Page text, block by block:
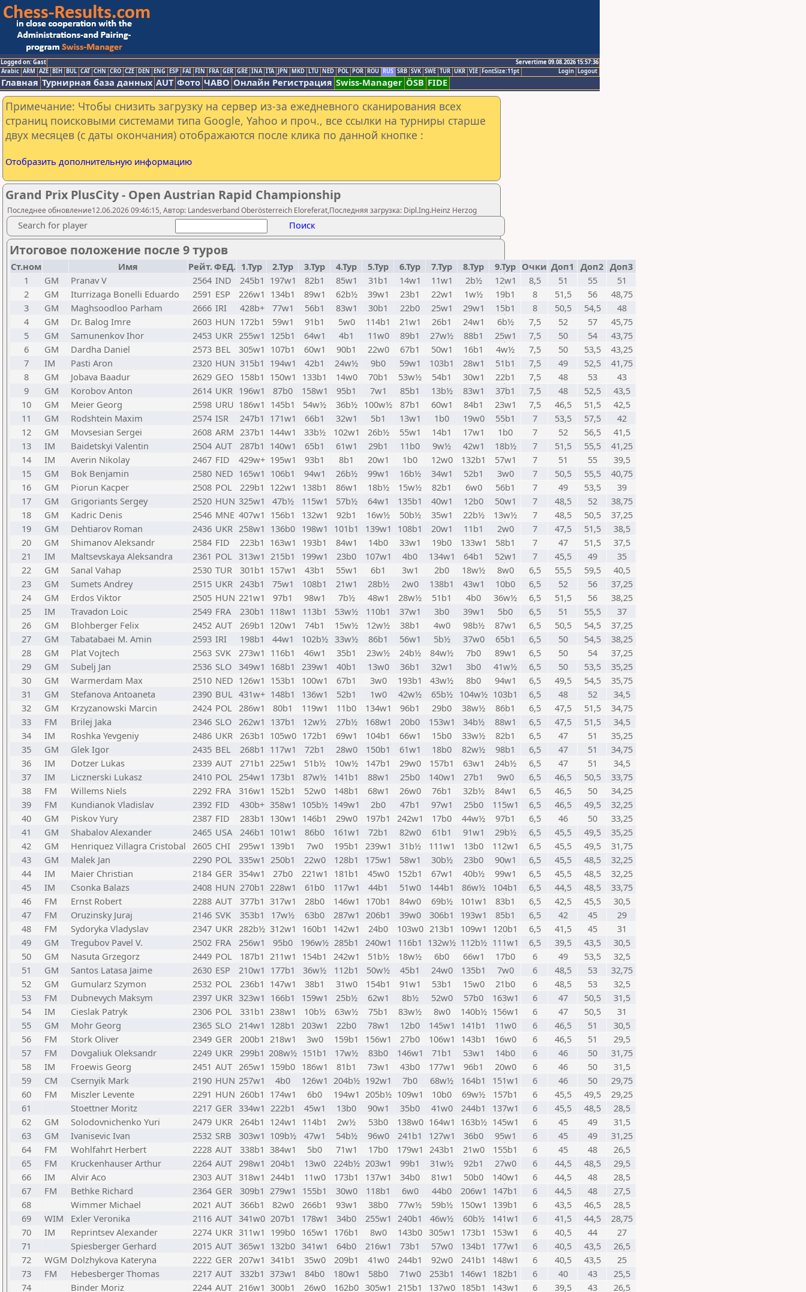
Logged on: Gast
Servertime 09.08.2026 15:57:36
Logout
Login
Arabic ARM AZE BIH BUL CAT CHN CRO CZE DEN ENG ESP FAI FIN FRA GER GRE INA ITA JPN MKD LTU NED POL POR ROU RUS SRB SVK SWE TUR UKR VIE FontSize:11pt
Главная Турнирная база данных AUT Фото ЧАВО Онлайн Регистрация Swiss-Manager ÖSB FIDE
Примечание: Чтобы снизить загрузку на сервер из-за ежедневного сканирования всех
страниц поисковыми системами типа Google, Yahoo и проч., все ссылки на турниры старше
двух месяцев (с даты окончания) отображаются после клика по данной кнопке :
Отобразить дополнительную информацию
Grand Prix PlusCity - Open Austrian Rapid Championship
Последнее обновление12.06.2026 09:46:15, Автор: Landesverband Oberösterreich Eloreferat,Последняя загрузка: Dipl.Ing.Heinz Herzog
Search for player Поиск
Итоговое положение после 9 туров
Ст.ном Имя Рейт.ФЕД. 1.Тур 2.Тур 3.Тур 4.Тур 5.Тур 6.Тур 7.Тур 8.Тур 9.Тур Очки Доп1 Доп2 Доп3
1
GM Pranav V 2564 IND 245b1 197w1 82b1 85w1 31b1 14w1 11w1 2b½ 12w1 8,5 51 55
51
2
GM Iturrizaga Bonelli Eduardo 2591 ESP 226w1 134b1 89w1 62b½ 39w1 23b1 22w1 1w½ 19b1 8 51,5 56
48,75
3
GM Maghsoodloo Parham 2666 IRI 428b+ 77w1 56b1 83w1 30b1 22b0 25w1 29w1 15b1 8 50,5 54,5
48
4
GM Dr. Balog Imre 2603 HUN 172b1 59w1 91b1 5w0 114b1 21w1 26b1 24w1 6b½ 7,5 52 57
45,75
5
GM Samunenkov Ihor 2453 UKR 255w1 125b1 64w1 4b1 11w0 89b1 27w½ 88b1 25w1 7,5 50 54
43,75
6
GM Dardha Daniel 2573 BEL 305w1 107b1 60w1 90b1 22w0 67b1 50w1 16b1 4w½ 7,5 50 53,5
43,25
7
IM Pasti Aron 2320 HUN 315b1 194w1 42b1 24w½ 9b0 59w1 103b1 28w1 51b1 7,5 49 52,5
41,75
8
GM Jobava Baadur 2629 GEO 158b1 150w1 133b1 14w0 70b1 53w½ 54b1 30w1 22b1 7,5 48 53
43
9
GM Korobov Anton 2614 UKR 196w1 87b0 158w1 95b1 7w1 85b1 13b½ 83w1 37b1 7,5 48 52,5
43,5
10
GM Meier Georg 2598 URU 186w1 145b1 54w½ 36b½ 100w½ 87b1 60w1 84b1 23w1 7,5 46,5 51,5
42,5
11
GM Rodshtein Maxim 2574 ISR 247b1 171w1 66b1 32w1 5b1 13w1 1b0 19w0 55b1 7 53,5 57,5
42
12
GM Movsesian Sergei 2608 ARM 237b1 144w1 33b½ 102w1 26b½ 55w1 14b1 17w1 1b0 7 52 56,5
41,5
13
IM Baidetskyi Valentin 2504 AUT 287b1 140w1 65b1 61w1 29b1 11b0 9w½ 42w1 18b½ 7 51,5 55,5
41,25
14
IM Averin Nikolay 2467 FID 429w+ 195w1 93b1 8b1 20w1 1b0 12w0 132b1 57w1 7 51 55
39,5
15
GM Bok Benjamin 2580 NED 165w1 106b1 94w1 26b½ 99w1 16b½ 34w1 52b1 3w0 7 50,5 55,5
40,75
16
GM Piorun Kacper 2508 POL 229b1 122w1 138b1 86w1 18b½ 15w½ 82b1 6w0 56b1 7 49 53,5
39
17
GM Grigoriants Sergey 2520 HUN 325w1 47b½ 115w1 57b½ 64w1 135b1 40w1 12b0 50w1 7 48,5 52
38,75
18
GM Kadric Denis 2546 MNE 407w1 156b1 132w1 92b1 16w½ 50b½ 35w1 22b½ 13w½ 7 48,5 50,5
37,25
19
GM Dehtiarov Roman 2436 UKR 258w1 136b0 198w1 101b1 139w1 108b1 20w1 11b1 2w0 7 47,5 51,5
38,5
20
GM Shimanov Aleksandr 2584 FID 223b1 163w1 193b1 84w1 14b0 33w1 19b0 133w1 58b1 7 47 51,5
37,5
21
IM Maltsevskaya Aleksandra 2361 POL 313w1 215b1 199w1 23b0 107w1 4b0 134w1 64b1 52w1 7 45,5 49
35
22
GM Sanal Vahap 2530 TUR 301b1 157w1 43b1 55w1 6b1 3w1 2b0 18w½ 8w0 6,5 55,5 59,5
40,5
23
GM Sumets Andrey 2515 UKR 243b1 75w1 108b1 21w1 28b½ 2w0 138b1 43w1 10b0 6,5 52 56
37,25
24
GM Erdos Viktor 2505 HUN 221w1 97b1 98w1 7b½ 48w1 28w½ 51b1 4b0 36w½ 6,5 51,5 56
38,25
25
IM Travadon Loic 2549 FRA 230b1 118w1 113b1 53w½ 110b1 37w1 3b0 39w1 5b0 6,5 51 55,5
37
26
GM Blohberger Felix 2452 AUT 269b1 120w1 74b1 15w½ 12w½ 38b1 4w0 98b½ 87w1 6,5 50,5 54,5
37,25
27
GM Tabatabaei M. Amin 2593 IRI 198b1 44w1 102b½ 33w½ 86b1 56w1 5b½ 37w0 65b1 6,5 50 54,5
38,25
28
GM Plat Vojtech 2563 SVK 273w1 116b1 46w1 35b1 23w½ 24b½ 84w½ 7b0 89w1 6,5 50 54
37,25
29
GM Subelj Jan 2536 SLO 349w1 168b1 239w1 40b1 13w0 36b1 32w1 3b0 41w½ 6,5 50 53,5
35,25
30
GM Warmerdam Max 2510 NED 126w1 153b1 100w1 67b1 3w0 193b1 43w½ 8b0 94w1 6,5 49,5 54,5
35,75
31
GM Stefanova Antoaneta 2390 BUL 431w+ 148b1 136w1 52b1 1w0 42w½ 65b½ 104w½ 103b1 6,5 48 52
34,5
32
GM Krzyzanowski Marcin 2424 POL 286w1 80b1 119w1 11b0 134w1 96b1 29b0 38w½ 86b1 6,5 47,5 51,5
34,75
33
FM Brilej Jaka 2346 SLO 262w1 137b1 12w½ 27b½ 168w1 20b0 153w1 34b½ 88w1 6,5 47,5 51,5
34,5
34
IM Roshka Yevgeniy 2486 UKR 263b1 105w0 172b1 69w1 104b1 66w1 15b0 33w½ 82b1 6,5 47 51
35,25
35
GM Glek Igor 2435 BEL 268b1 117w1 72b1 28w0 150b1 61w1 18b0 82w½ 98b1 6,5 47 51
34,75
36
IM Dotzer Lukas 2339 AUT 271b1 225w1 51b½ 10w½ 147b1 29w0 157b1 63w1 24b½ 6,5 47 51
34,5
37
IM Licznerski Lukasz 2410 POL 254w1 173b1 87w½ 141b1 88w1 25b0 140w1 27b1 9w0 6,5 46,5 50,5
33,75
38
FM Willems Niels 2292 FRA 316w1 152b1 52w0 148b1 68w1 26w0 76b1 32b½ 84w1 6,5 46,5 50
34,25
39
FM Kundianok Vladislav 2392 FID 430b+ 358w1 105b½ 149w1 2b0 47b1 97w1 25b0 115w1 6,5 46,5 49,5
32,25
40
GM Piskov Yury 2387 FID 283b1 130w1 146b1 29w0 197b1 242w1 17b0 44w½ 97b1 6,5 46 50
33,25
41
GM Shabalov Alexander 2465 USA 246b1 101w1 86b0 161w1 72b1 82w0 61b1 91w1 29b½ 6,5 45,5 49,5
35,25
42
GM Henriquez Villagra Cristobal 2605 CHI 295w1 139b1 7w0 195b1 239w1 31b½ 111w1 13b0 112w1 6,5 45,5 49,5
31,75
43
GM Malek Jan 2290 POL 335w1 250b1 22w0 128b1 175w1 58w1 30b½ 23b0 90w1 6,5 45,5 48,5
32,25
44
IM Maier Christian 2184 GER 354w1 27b0 221w1 181b1 45w0 152b1 67w1 40b½ 99w1 6,5 45,5 48,5
32,25
45
IM Csonka Balazs 2408 HUN 270b1 228w1 61b0 117w1 44b1 51w0 144b1 86w½ 104b1 6,5 44,5 48,5
33,75
46
FM Ernst Robert 2288 AUT 377b1 317w1 28b0 146w1 170b1 84w0 69b½ 101w1 83b1 6,5 42,5 45,5
30,5
47
FM Oruzinsky Juraj 2146 SVK 353b1 17w½ 63b0 287w1 206b1 39w0 306b1 193w1 85b1 6,5 42 45
29
48
FM Sydoryka Vladyslav 2347 UKR 282b½ 312w1 160b1 142w1 24b0 103w0 213b1 109w1 120b1 6,5 41,5 45
31
49
GM Tregubov Pavel V. 2502 FRA 256w1 95b0 196w½ 285b1 240w1 116b1 132w½ 112b½ 111w1 6,5 39,5 43,5
30,5
50
GM Nasuta Grzegorz 2449 POL 187b1 211w1 154b1 242w1 51b½ 18w½ 6b0 66w1 17b0 6 49 53,5
32,5
51
GM Santos Latasa Jaime 2630 ESP 210w1 177b1 36w½ 112b1 50w½ 45b1 24w0 135b1 7w0 6 48,5 53
32,75
52
GM Gumularz Szymon 2532 POL 236b1 147w1 38b1 31w0 154b1 91w1 53b1 15w0 21b0 6 48,5 53
32,5
53
FM Dubnevych Maksym 2397 UKR 323w1 166b1 159w1 25b½ 62w1 8b½ 52w0 57b0 163w1 6 47 50,5
31,5
54
IM Cieslak Patryk 2306 POL 331b1 238w1 10b½ 63w½ 75b1 83w½ 8w0 140b½ 156w1 6 47 50,5
31
55
GM Mohr Georg 2365 SLO 214w1 128b1 203w1 22b0 78w1 12b0 145w1 141b1 11w0 6 46,5 51
30,5
56
FM Stork Oliver 2349 GER 200b1 218w1 3w0 159b1 156w1 27b0 106w1 143b1 16w0 6 46,5 51
29,5
57
FM Dovgaliuk Oleksandr 2249 UKR 299b1 208w½ 151b1 17w½ 83b0 146w1 71b1 53w1 14b0 6 46 50
31,75
58
IM Froewis Georg 2451 AUT 265w1 159b0 186w1 81b1 73w1 43b0 177w1 96b1 20w0 6 46 50
31,5
59
CM Csernyik Mark 2190 HUN 257w1 4b0 126w1 204b½ 192w1 7b0 68w½ 164b1 151w1 6 46 50
29,75
60
FM Miszler Levente 2291 HUN 260b1 174w1 6b0 194w1 205b½ 109w1 10b0 69w½ 157b1 6 45,5 49,5
29,25
61
Stoettner Moritz 2217 GER 334w1 222b1 45w1 13b0 90w1 35b0 41w0 244b1 137w1 6 45,5 48,5
28,5
62
GM Solodovnichenko Yuri 2479 UKR 264b1 124w1 114b1 2w½ 53b0 138w0 164w1 163b½ 145w1 6 45 49
31,5
63
GM Ivanisevic Ivan 2532 SRB 303w1 109b½ 47w1 54b½ 96w0 241b1 127w1 36b0 95w1 6 45 49
31,25
64
FM Wohlfahrt Herbert 2228 AUT 338b1 384w1 5b0 71w1 17b0 179w1 243b1 21w0 155b1 6 45 48
26,5
65
FM Kruckenhauser Arthur 2264 AUT 298w1 204b1 13w0 224b½ 203w1 99b1 31w½ 92b1 27w0 6 44,5 48,5
29,5
66
IM Alvir Aco 2303 AUT 318w1 244b1 11w0 173b1 137w1 34b0 81w1 50b0 140w1 6 44,5 48
28,5
67
FM Bethke Richard 2364 GER 309b1 279w1 155b1 30w0 118b1 6w0 44b0 206w1 147b1 6 44,5 48
27,5
68
Wimmer Michael 2021 AUT 366b1 82w0 266b1 93w1 38b0 77w½ 59b½ 150w1 139b1 6 43,5 46,5
28,5
69
WIM Exler Veronika 2116 AUT 341w0 207b1 178w1 34b0 255w1 240b1 46w½ 60b½ 141w1 6 41,5 44,5
28,75
70
IM Reprintsev Alexander 2274 UKR 311w1 199b0 165w1 176b1 8w0 143b0 305w1 173b1 153w1 6 40,5 44
27
71
Spiesberger Gerhard 2015 AUT 365w1 132b0 341w1 64b0 216w1 73b1 57w0 134b1 177w1 6 40,5 43,5
26,5
72
WGM Dolzhykova Kateryna 2222 GER 207w1 341b1 35w0 209b1 41w0 244b1 92w0 241b1 148w1 6 40,5 43,5
25
73
FM Hebesberger Thomas 2217 AUT 332b1 373w1 84b0 180w1 58b0 71w0 253b1 146w1 182b1 6 40 43
25,5
74
Binder Moriz 2244 AUT 216w1 300b1 26w0 162b0 305w1 215b1 137w0 185b1 143w1 6 39,5 43
26,5